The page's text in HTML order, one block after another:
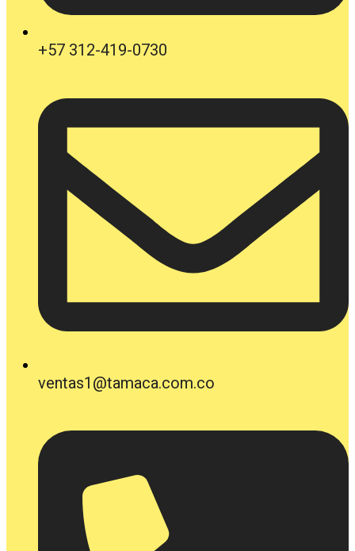
+57 312-419-0730
ventas1@tamaca.com.co